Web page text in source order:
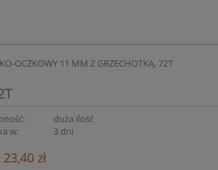
OCZKOWY 11 MM Z GRZECHOTKĄ, 72T
duża ilość
w:
3 dni
23,40 zł